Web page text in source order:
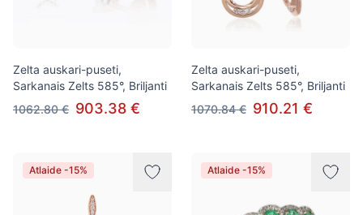
Zelta auskari-puseti,
Sarkanais Zelts 585°, Briljanti
1062.80 € 903.38 €
Zelta auskari-puseti,
Sarkanais Zelts 585°, Briljanti
1070.84 € 910.21 €
Atlaide -15% Atlaide -15%